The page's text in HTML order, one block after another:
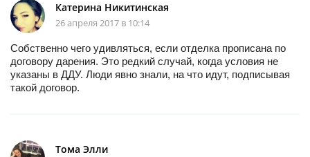
Катерина Никитинская
26 апреля 2017 в 10:14
Собственно чего удивляться, если отделка прописана по
договору дарения. Это редкий случай, когда условия не
указаны в ДДУ. Люди явно знали, на что идут, подписывая
такой договор.
Тома Элли